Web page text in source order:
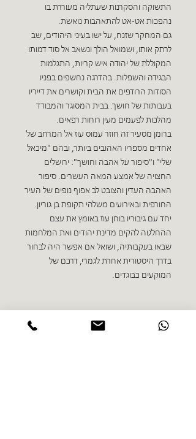
התשוקה והסקרנות שעתליה מעוררת בו
נהפכות אט-אט להתאהבות נואשת.
גם המחקר שזנח, על ישו בעיני היהודים, שב
לרתק אותו, ושמואל הולך ונשאב אל סוד דמותו
המקוללת של יהודה איש קריות, התגלמות
הבגידה והשפלות. בהדרגה נחשפים בפניו
הסודות הרודפים את הבית וקושרים את דייריו
בעבותות של חושך. בבית המסוגר והמבודד
מהלכות לפעמים מעין רוחות רפאים.
ברומן מסעיר זה חוזר עמוס עוז אל המרחב של
אחדים מספריו האהובים ביותר, ובהם "מיכאל
שלי" ו"סיפור על אהבה וחושך": ירושלים
החצויה של אמצע המאה העשרים. סיפור
האהבה העדין והצובט לב אפוף נופים של העיר
החורפית ובאירועים משלהי תקופת בן גוריון.
יחד עם גיבוריו בוחן עוז באומץ את עצם
ההחלטה להקים מדינת יהודים ואת המלחמות
שבאו בעקבותיה, ושואל אם אפשר היה לבחור
בדרך היסטורית אחרת לגמרי, דרכם של
המוקעים כבוגדים.
ספרים נוספים בז'אנר